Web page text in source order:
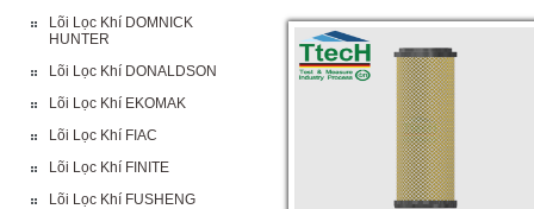
Lõi Lọc Khí DOMNICK
HUNTER
Lõi Lọc Khí DONALDSON
Lõi Lọc Khí EKOMAK
Lõi Lọc Khí FIAC
Lõi Lọc Khí FINITE
Lõi Lọc Khí FUSHENG